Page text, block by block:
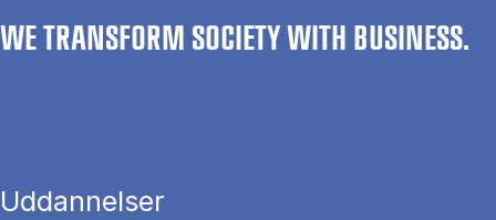
WE TRANSFORM SOCIETY WITH BUSINESS.
Uddannelser